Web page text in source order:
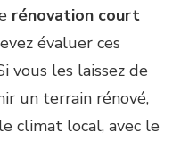
rénovation court
évaluer ces
vous les laissez de
un terrain rénové,
climat local, avec le